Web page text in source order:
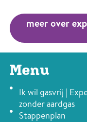
meer over
Menu
Ik wil gasvrij |
zonder aardgas
Stappenplan